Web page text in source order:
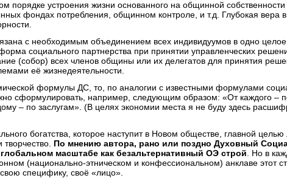
порядке устроения жизни основанного на общинной собственности
фондах потребления, общинном контроле, и т.д. Глубокая вера
с необходимым объединением всех индивидуумов в одно
социального партнерства при принятии управленческих
(собор) всех членов общины или их делегатов для принятия
её жизнедеятельности.
формулы ДС, то, по аналогии с известными формулами
сформулировать, например, следующим образом: «От каждого –
– по заслугам». (В целях экономии места я не буду здесь
богатства, которое наступит в Новом обществе, главной
По мнению автора, рано или поздно Духовный
масштабе как безальтернативный ОЭ строй . Но в
(национально-этническом и конфессиональном) анклаве этот
специфику, своё «лицо».